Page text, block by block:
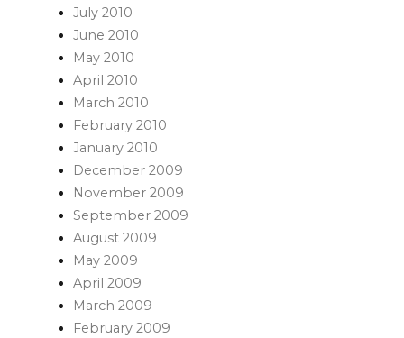
July 2010
June 2010
May 2010
April 2010
March 2010
February 2010
January 2010
December 2009
November 2009
September 2009
August 2009
May 2009
April 2009
March 2009
February 2009